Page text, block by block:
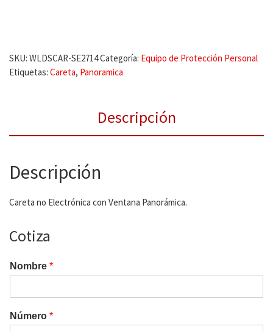
SKU: WLDSCAR-SE2714Categoría: Equipo de Protección Personal
Etiquetas: Careta, Panoramica
Descripción
Descripción
Careta no Electrónica con Ventana Panorámica.
Cotiza
Nombre *
Número *